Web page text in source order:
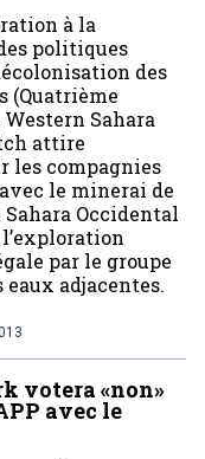
à la
politiques
des
(Quatrième
Sahara
attire
les compagnies
le minerai de
Occidental
par le groupe
eaux adjacentes.
votera «non»
avec le